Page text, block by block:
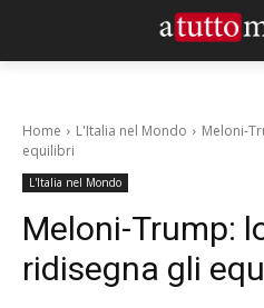
Home L'Italia nel Mondo
Meloni-
equilibri
L'Italia nel Mondo
Meloni-Trump:
ridisegna gli